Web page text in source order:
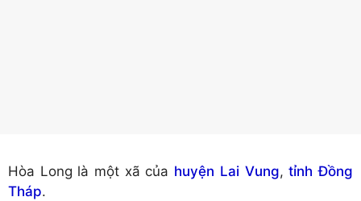
Hòa Long là một xã của huyện Lai Vung,tỉnh Đồng
Tháp.